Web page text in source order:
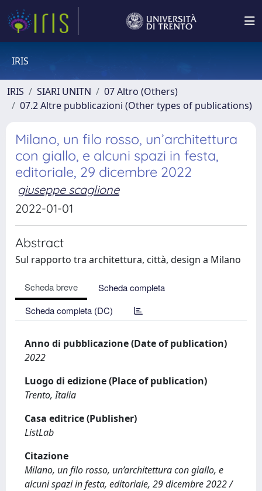
IRIS
IRIS SIARI UNITN
07 Altro (Others)
07.2 Altre pubblicazioni (Other types of publications)
Milano, un filo rosso, un’architettura
con giallo, e alcuni spazi in festa,
editoriale, 29 dicembre 2022
giuseppe scaglione
2022-01-01
Abstract
Sul rapporto tra architettura, città, design a Milano
Scheda breve
Scheda completa
Scheda completa (DC)
Anno di pubblicazione (Date of publication)
2022
Luogo di edizione (Place of publication)
Trento, Italia
Casa editrice (Publisher)
ListLab
Citazione
Milano, un filo rosso, un’architettura con giallo, e
alcuni spazi in festa, editoriale, 29 dicembre 2022 /